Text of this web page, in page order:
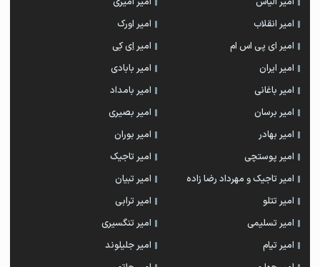
امیر انقلاب
امیر اورک
امیر ای پی اس ام
امیر اِی کِی
امیر ایران
امیر بابادی
امیر باغانی
امیر بامداد
امیر برسان
امیر بصیری
امیر بهادر
امیر بوران
امیر پوستچی
امیر تاجیک
امیر تاجیک و مهرداد رضا زاده
امیر تبیان
امیر تتلو
امیر ترابی
امیر تسلیمی
امیر تنگسیری
امیر تیام
امیر جلیلوند